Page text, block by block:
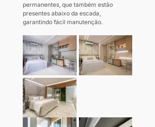
permanentes, que também estão
presentes abaixo da escada,
garantindo fácil manutenção.